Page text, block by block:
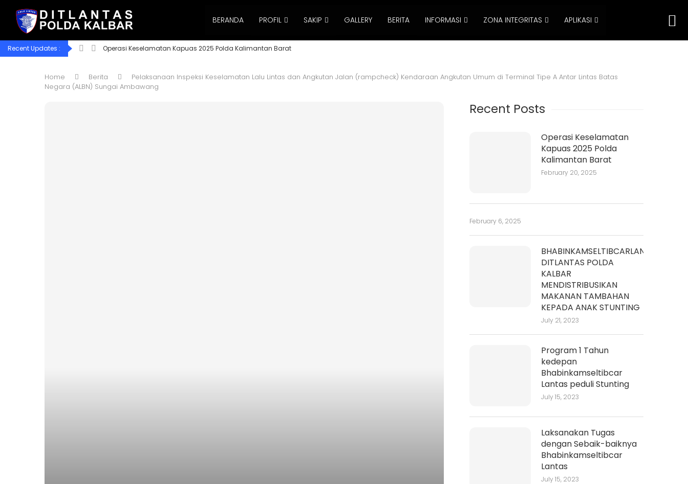
BERANDA PROFIL SAKIP GALLERY BERITA INFORMASI ZONA INTEGRITAS APLIKASI
Recent Updates : Operasi Keselamatan Kapuas 2025 Polda Kalimantan Barat
Home Berita
Pelaksanaan Inspeksi Keselamatan Lalu Lintas dan Angkutan Jalan (rampcheck) Kendaraan Angkutan Umum di Terminal Tipe A Antar Lintas Batas
Negara (ALBN) Sungai Ambawang
Recent Posts
Operasi Keselamatan
Kapuas 2025 Polda
Kalimantan Barat
February 20, 2025
February 6, 2025
BHABINKAMSELTIBCARLANTAS
DITLANTAS POLDA
KALBAR
MENDISTRIBUSIKAN
MAKANAN TAMBAHAN
KEPADA ANAK STUNTING
July 21, 2023
Program 1 Tahun
kedepan
Bhabinkamseltibcar
Lantas peduli Stunting
July 15, 2023
Laksanakan Tugas
dengan Sebaik-baiknya
Bhabinkamseltibcar
Lantas
July 15, 2023